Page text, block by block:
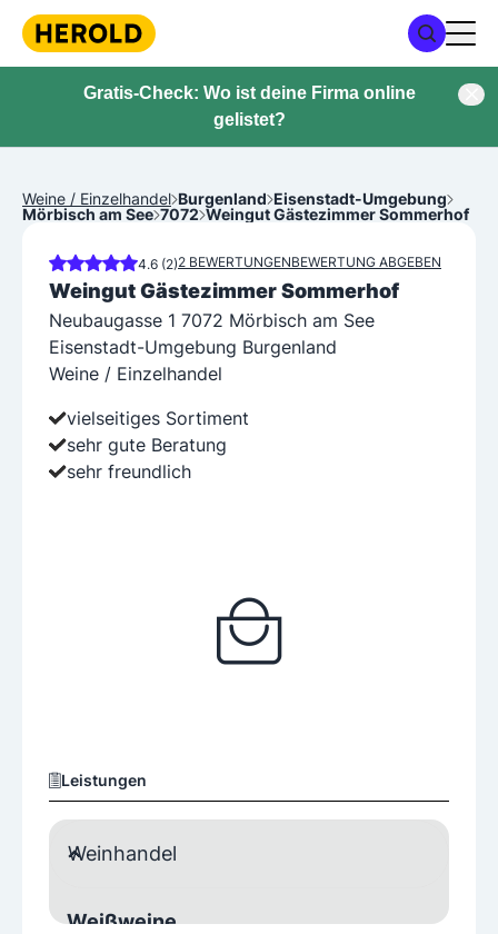
Gratis-Check: Wo ist deine Firma online
gelistet?
Weine / Einzelhandel Burgenland Eisenstadt-Umgebung
Mörbisch am See 7072 Weingut Gästezimmer Sommerhof
4.6 (2)2 BEWERTUNGENBEWERTUNG ABGEBEN
Weingut Gästezimmer Sommerhof
Neubaugasse 1 7072 Mörbisch am See
Eisenstadt-Umgebung Burgenland
Weine / Einzelhandel
vielseitiges Sortiment
sehr gute Beratung
sehr freundlich
Leistungen
Weinhandel
Weißweine